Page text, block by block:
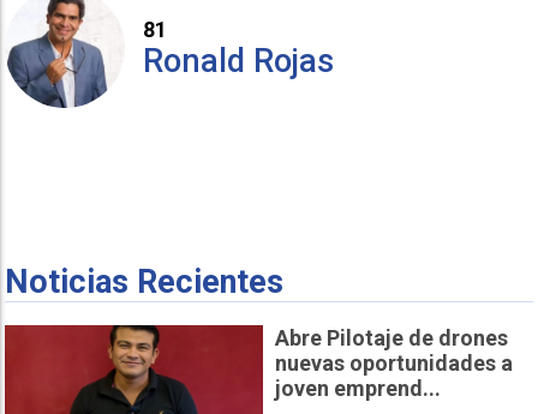
81
Ronald Rojas
Noticias Recientes
Abre Pilotaje de drones
nuevas oportunidades a
joven emprend...